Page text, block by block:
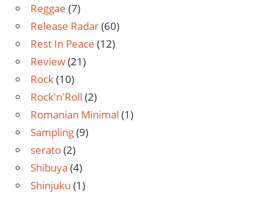
Reggae (7)
Release Radar(60)
Rest In Peace (12)
Review(21)
Rock(10)
Rock'n'Roll (2)
Romanian Minimal (1)
Sampling(9)
serato(2)
Shibuya (4)
Shinjuku (1)